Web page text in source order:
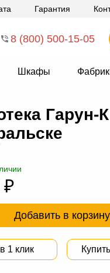
Гарантия
8 (800) 500-15-05
Шкафы
Гарун-
₽
Добавить в корзину
1 клик